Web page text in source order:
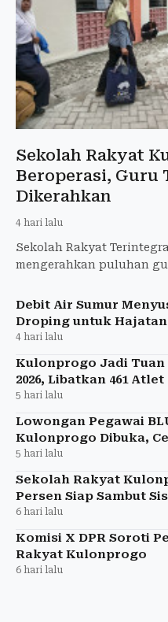
Sekolah Rakyat
Beroperasi, Guru
Dikerahkan
4 hari lalu
Sekolah Rakyat
mengerahkan puluhan
Debit Air Sumur
Droping untuk Hajatan
4 hari lalu
Kulonprogo Jadi Tuan
2026, Libatkan 461 Atlet
5 hari lalu
Lowongan Pegawai
Kulonprogo Dibuka,
5 hari lalu
Sekolah Rakyat
Persen Siap Sambut
6 hari lalu
Komisi X DPR Soroti
Rakyat Kulonprogo
6 hari lalu